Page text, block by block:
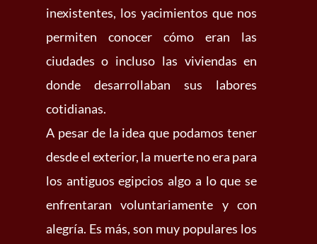
inexistentes, los yacimientos que nos
permiten conocer cómo eran las
ciudades o incluso las viviendas en
donde desarrollaban sus labores
cotidianas.
A pesar de la idea que podamos tener
desde el exterior, la muerte no era para
los antiguos egipcios algo a lo que se
enfrentaran voluntariamente y con
alegría. Es más, son muy populares los